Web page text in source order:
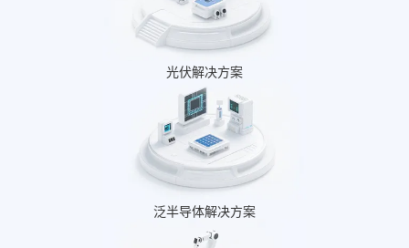
光伏解决方案
泛半导体解决方案